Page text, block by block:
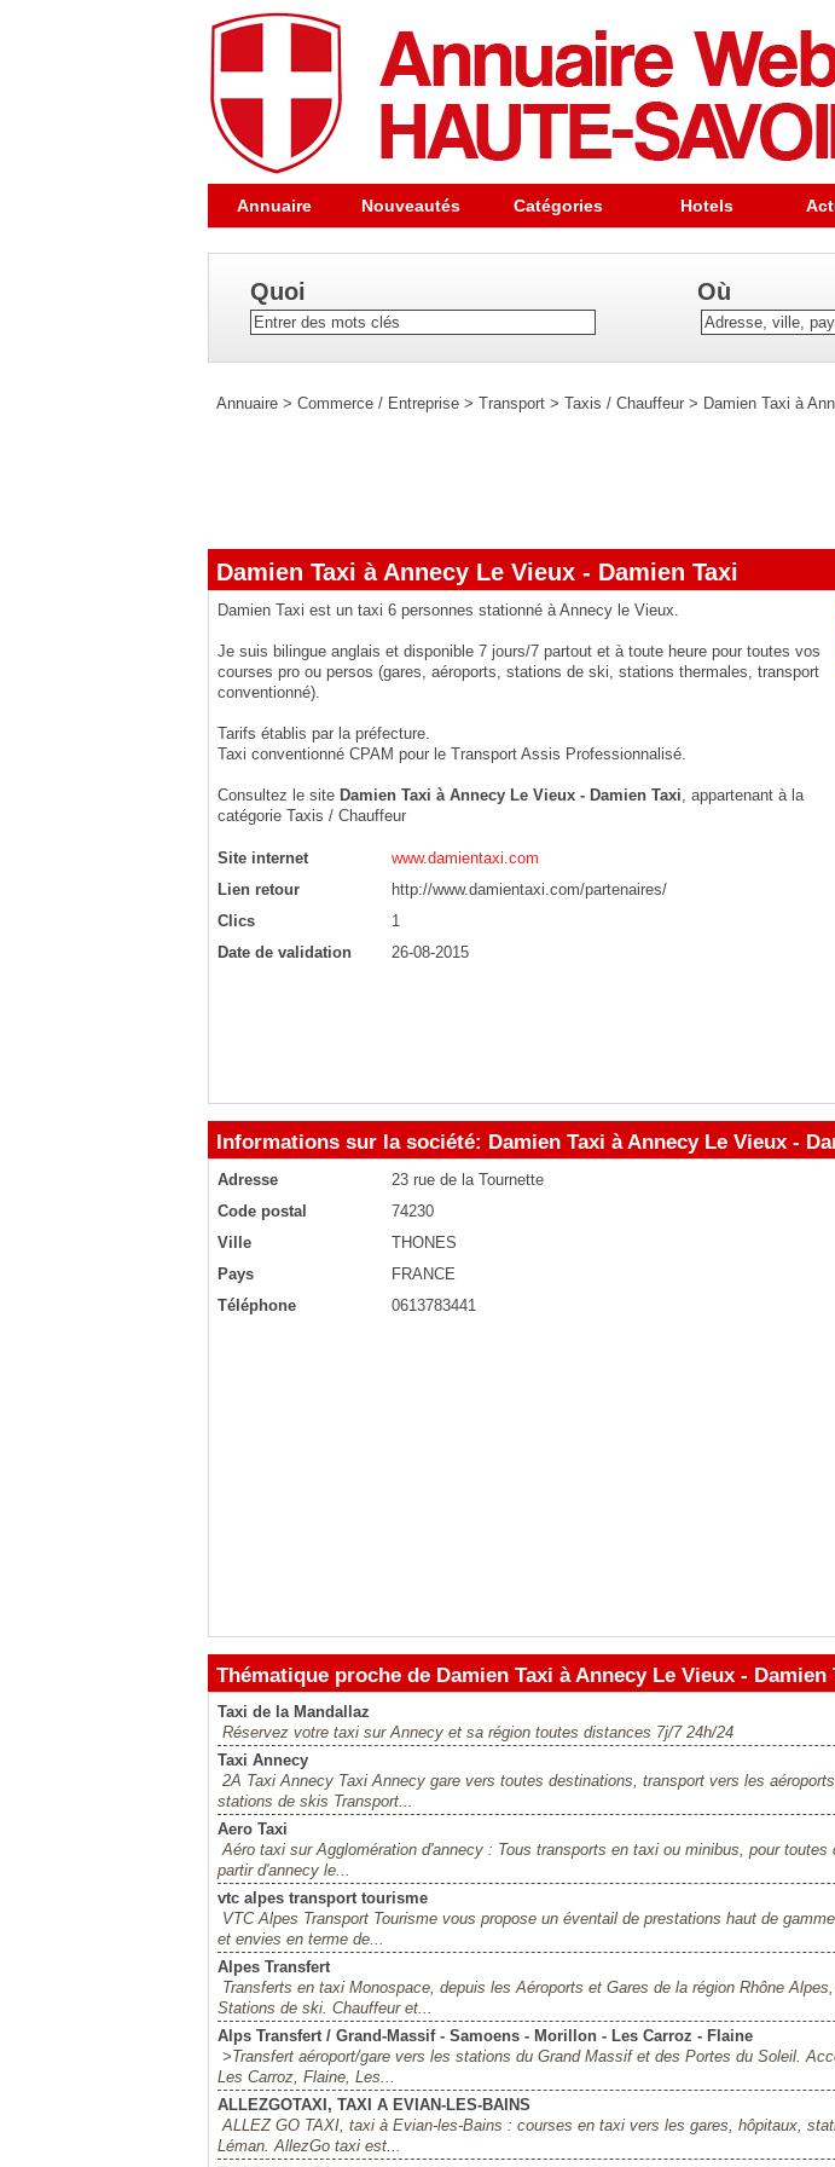
Annuaire Nouveautés Catégories Hotels
Quoi Où
Annuaire > Commerce / Entreprise > Transport > Taxis / Chauffeur > Damien Taxi à
Damien Taxi à Annecy Le Vieux - Damien Taxi
Damien Taxi est un taxi 6 personnes stationné à Annecy le Vieux.
Je suis bilingue anglais et disponible 7 jours/7 partout et à toute heure pour toutes vos
courses pro ou persos (gares, aéroports, stations de ski, stations thermales, transport
conventionné).
Tarifs établis par la préfecture.
Taxi conventionné CPAM pour le Transport Assis Professionnalisé.
Consultez le site Damien Taxi à Annecy Le Vieux - Damien Taxi, appartenant à la
catégorie Taxis / Chauffeur
Site internet
www.damientaxi.com
Lien retour
http://www.damientaxi.com/partenaires/
Clics
1
Date de validation
26-08-2015
Informations sur la société: Damien Taxi à Annecy Le Vieux -
Adresse
23 rue de la Tournette
Code postal
74230
Ville
THONES
Pays
FRANCE
Téléphone
0613783441
Thématique proche de Damien Taxi à Annecy Le Vieux - Damien
Taxi de la Mandallaz
Réservez votre taxi sur Annecy et sa région toutes distances 7j/7 24h/24
Taxi Annecy
2A Taxi Annecy Taxi Annecy gare vers toutes destinations, transport vers les
stations de skis Transport...
Aero Taxi
Aéro taxi sur Agglomération d'annecy : Tous transports en taxi ou minibus, pour
partir d'annecy le...
vtc alpes transport tourisme
VTC Alpes Transport Tourisme vous propose un éventail de prestations haut de
et envies en terme de...
Alpes Transfert
Transferts en taxi Monospace, depuis les Aéroports et Gares de la région Rhône
Stations de ski. Chauffeur et...
Alps Transfert / Grand-Massif - Samoens - Morillon - Les Carroz - Flaine
>Transfert aéroport/gare vers les stations du Grand Massif et des Portes du Soleil.
Les Carroz, Flaine, Les...
ALLEZGOTAXI, TAXI A EVIAN-LES-BAINS
ALLEZ GO TAXI, taxi à Evian-les-Bains : courses en taxi vers les gares, hôpitaux,
Léman. AllezGo taxi est...